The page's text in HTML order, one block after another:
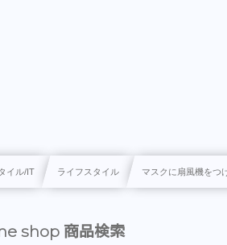
イル/IT ライフスタイル マスクに扇風機をつ
shop 商品検索